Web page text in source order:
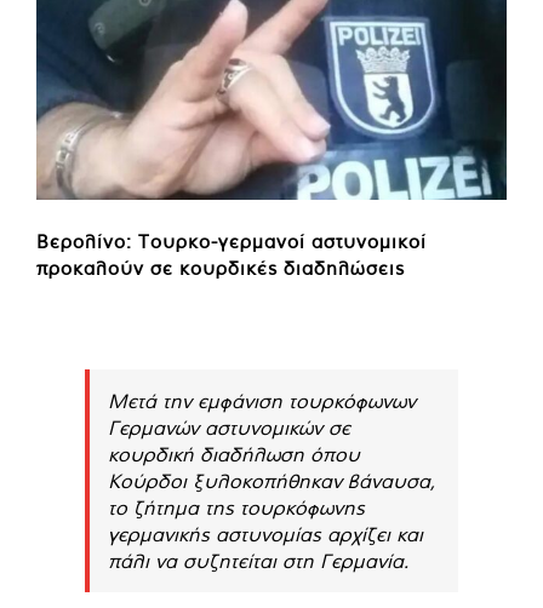
Βερολίνο: Τουρκο-γερμανοί αστυνομικοί
προκαλούν σε κουρδικές διαδηλώσεις
Μετά την εμφάνιση τουρκόφωνων
Γερμανών αστυνομικών σε
κουρδική διαδήλωση όπου
Κούρδοι ξυλοκοπήθηκαν βάναυσα,
το ζήτημα της τουρκόφωνης
γερμανικής αστυνομίας αρχίζει και
πάλι να συζητείται στη Γερμανία.